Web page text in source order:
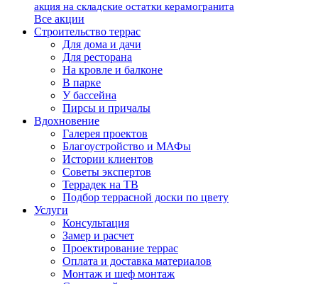
акция на складские остатки керамогранита
Все акции
Строительство террас
Для дома и дачи
Для ресторана
На кровле и балконе
В парке
У бассейна
Пирсы и причалы
Вдохновение
Галерея проектов
Благоустройство и МАФы
Истории клиентов
Советы экспертов
Террадек на ТВ
Подбор террасной доски по цвету
Услуги
Консультация
Замер и расчет
Проектирование террас
Оплата и доставка материалов
Монтаж и шеф монтаж